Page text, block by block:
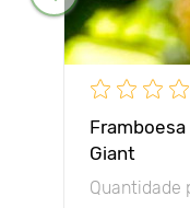
Giant
Quantidade